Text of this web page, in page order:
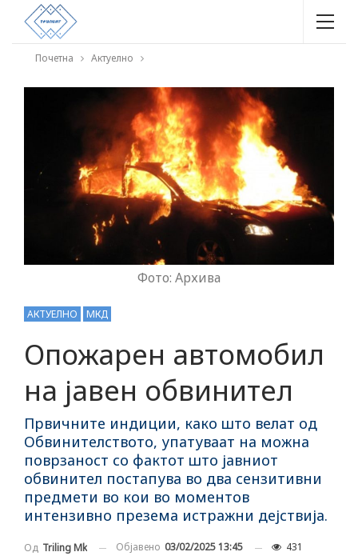
Почетна Актуелно
Фото: Архива
АКТУЕЛНО МКД
Опожарен автомобил
на јавен обвинител
Првичните индиции, како што велат од
Обвинителството, упатуваат на можна
поврзаност со фактот што јавниот
обвинител постапува во два сензитивни
предмети во кои во моментов
интензивно презема истражни дејствија.
Од Triling Mk Објавено 03/02/2025 13:45 431